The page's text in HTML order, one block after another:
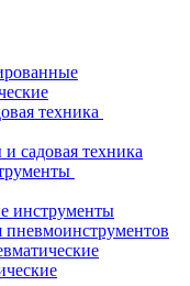
техника
садовая техника
инструменты
пневмоинструментов